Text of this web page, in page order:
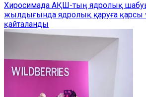
Хиросимада АҚШ-тың ядролық
жылдығында ядролық қаруға қарсы
қайталанды